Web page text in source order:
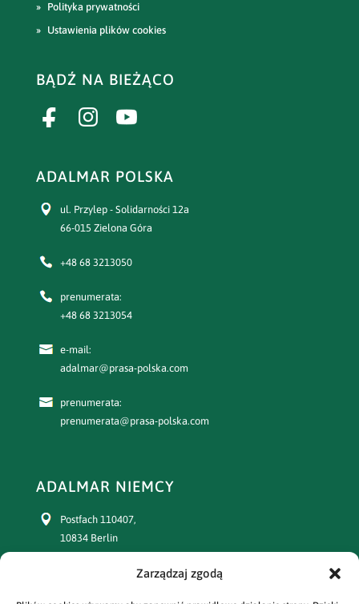
Zarządzaj zgodą
Polityka prywatności
Ustawienia plików cookies
BĄDŹ NA BIEŻĄCO
ADALMAR POLSKA
ul. Przylep - Solidarności 12a
66-015 Zielona Góra
+48 68 3213050
prenumerata:
+48 68 3213054
e-mail:
adalmar@prasa-polska.com
prenumerata:
prenumerata@prasa-polska.com
ADALMAR NIEMCY
Postfach 110407,
10834 Berlin
+49 30 77391863